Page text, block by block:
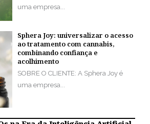
uma empresa...
Sphera Joy: universalizar o acesso
ao tratamento com cannabis,
combinando confiança e
acolhimento
SOBRE O CLIENTE: A Sphera Joy é
uma empresa...